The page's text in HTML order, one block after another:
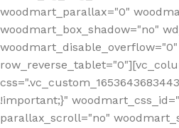
woodmart_parallax="0"
woodmart_box_shadow="no"
!important;}"
parallax_scroll="no"